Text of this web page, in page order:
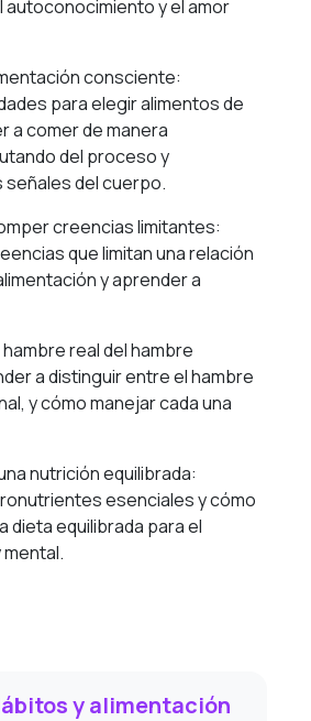
y el amor
consciente:
para elegir alimentos de
a comer de manera
del proceso y
del cuerpo.
creencias limitantes:
que limitan una relación
y aprender a
real del hambre
a distinguir entre el hambre
y cómo manejar cada una
nutrición equilibrada:
esenciales y cómo
dieta equilibrada para el
y alimentación